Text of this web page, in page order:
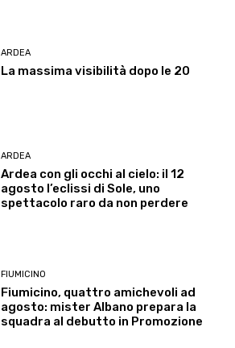
ARDEA
La massima visibilità dopo le 20
ARDEA
Ardea con gli occhi al cielo: il 12
agosto l’eclissi di Sole, uno
spettacolo raro da non perdere
FIUMICINO
Fiumicino, quattro amichevoli ad
agosto: mister Albano prepara la
squadra al debutto in Promozione